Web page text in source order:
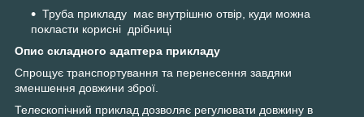
Труба прикладу має внутрішню отвір, куди можна
покласти корисні дрібниці
Опис складного адаптера прикладу
Спрощує транспортування та перенесення завдяки
зменшення довжини зброї.
Телескопічний приклад дозволяє регулювати довжину в